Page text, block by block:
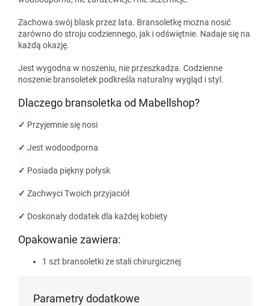
Zachowa swój blask przez lata. Bransoletkę można nosić
zarówno do stroju codziennego, jak i odświętnie. Nadaje się na
każdą okazję.
Jest wygodna w noszeniu, nie przeszkadza. Codzienne
noszenie bransoletek podkreśla naturalny wygląd i styl.
Dlaczego bransoletka od Mabellshop?
✓ Przyjemnie się nosi
✓ Jest wodoodporna
✓ Posiada piękny połysk
✓ Zachwyci Twoich przyjaciół
✓ Doskonały dodatek dla każdej kobiety
Opakowanie zawiera:
1 szt bransoletki ze stali chirurgicznej
Parametry dodatkowe